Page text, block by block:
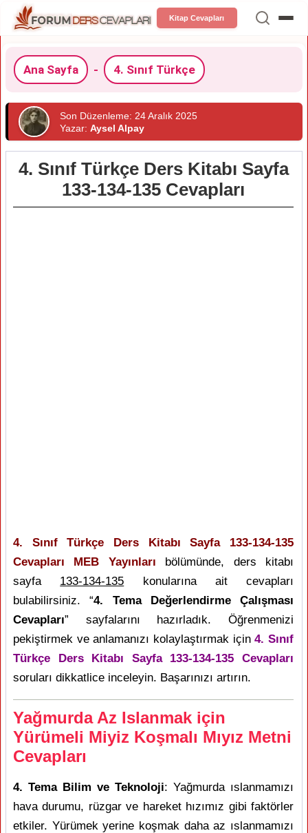
Kitap Cevapları
Ana Sayfa - 4. Sınıf Türkçe
Son Düzenleme: 24 Aralık 2025
Yazar: Aysel Alpay
4. Sınıf Türkçe Ders Kitabı Sayfa
133-134-135 Cevapları
4. Sınıf Türkçe Ders Kitabı Sayfa 133-134-135
Cevapları MEB Yayınları bölümünde, ders kitabı
sayfa 133-134-135 konularına ait cevapları
bulabilirsiniz. “4. Tema Değerlendirme Çalışması
Cevapları” sayfalarını hazırladık. Öğrenmenizi
pekiştirmek ve anlamanızı kolaylaştırmak için4. Sınıf
Türkçe Ders Kitabı Sayfa 133-134-135 Cevapları
soruları dikkatlice inceleyin. Başarınızı artırın.
Yağmurda Az Islanmak için
Yürümeli Miyiz Koşmalı Mıyız Metni
Cevapları
4. Tema Bilim ve Teknoloji: Yağmurda ıslanmamızı
hava durumu, rüzgar ve hareket hızımız gibi faktörler
etkiler. Yürümek yerine koşmak daha az ıslanmamızı